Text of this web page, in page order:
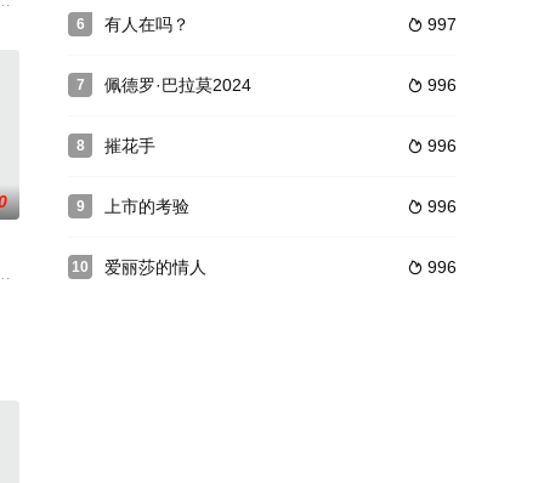
人 饰）嫁给了一个纨绔败家仔。婚后不久，夫妻便闹翻，白流苏离了婚之后
6  997
有人在吗？
7  996
佩德罗·巴拉莫2024
8  996
摧花手
9  996
上市的考验
10  996
爱丽莎的情人